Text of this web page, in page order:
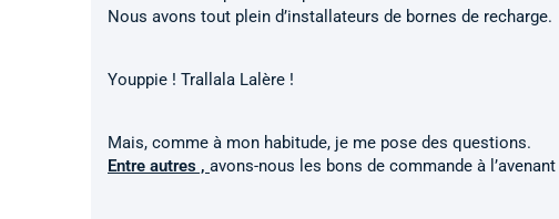
Nous avons tout plein d’installateurs de bornes de recharge.
Youppie ! Trallala Lalère !
Mais, comme à mon habitude, je me pose des questions.
Entre autres , avons-nous les bons de commande à